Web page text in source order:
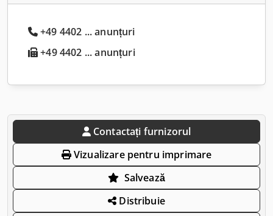
+49 4402 ... anunțuri
+49 4402 ... anunțuri
Contactați furnizorul
Vizualizare pentru imprimare
Salvează
Distribuie